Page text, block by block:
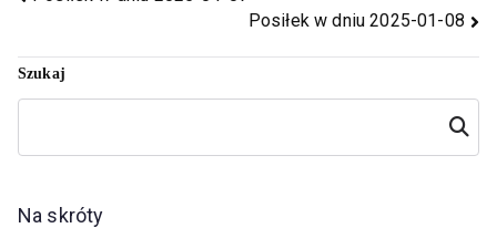
Posiłek w dniu 2025-01-08
Szukaj
Szukaj
Na skróty